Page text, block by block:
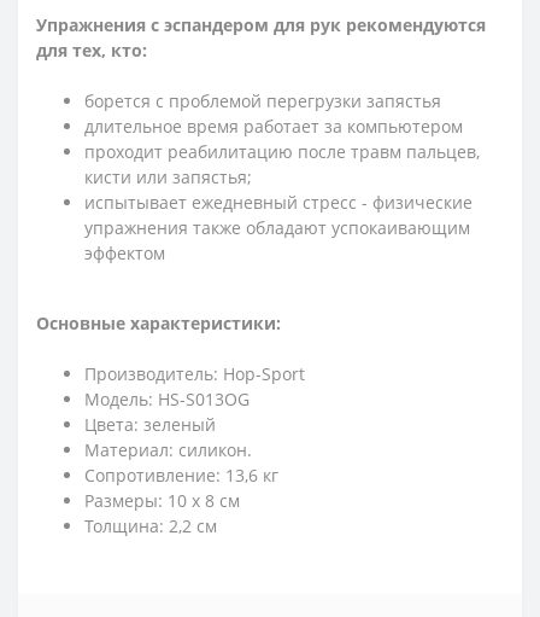
Упражнения с эспандером для рук рекомендуются
для тех, кто:
борется с проблемой перегрузки запястья
длительное время работает за компьютером
проходит реабилитацию после травм пальцев,
кисти или запястья;
испытывает ежедневный стресс - физические
упражнения также обладают успокаивающим
эффектом
Основные характеристики:
Производитель: Hop-Sport
Модель: HS-S013OG
Цвета: зеленый
Материал: силикон.
Сопротивление: 13,6 кг
Размеры: 10 x 8 см
Толщина: 2,2 см